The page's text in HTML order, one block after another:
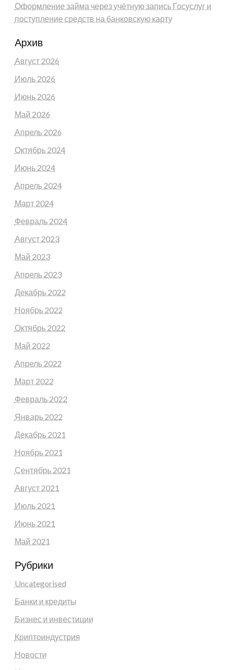
Оформление займа через учётную запись Госуслуг и
поступление средств на банковскую карту
Архив
Август 2026
Июль 2026
Июнь 2026
Май 2026
Апрель 2026
Октябрь 2024
Июнь 2024
Апрель 2024
Март 2024
Февраль 2024
Август 2023
Май 2023
Апрель 2023
Декабрь 2022
Ноябрь 2022
Октябрь 2022
Май 2022
Апрель 2022
Март 2022
Февраль 2022
Январь 2022
Декабрь 2021
Ноябрь 2021
Сентябрь 2021
Август 2021
Июль 2021
Июнь 2021
Май 2021
Рубрики
Uncategorised
Банки и кредиты
Бизнес и инвестиции
Криптоиндустрия
Новости